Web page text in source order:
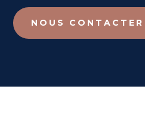
NOUS CONTACTER